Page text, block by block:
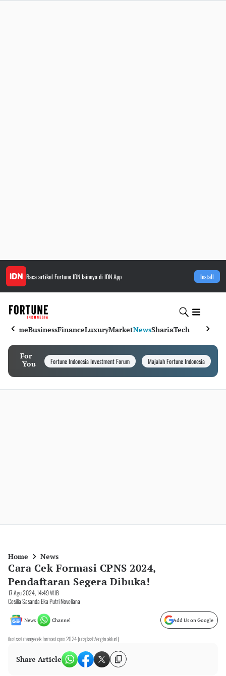
Baca artikel Fortune IDNlainnya di IDN App Install
HomeBusinessFinanceLuxuryMarketNewsShariaTech
For
You
Fortune Indonesia Investment Forum Majalah Fortune Indonesia
Home News
Cara Cek Formasi CPNS 2024,
Pendaftaran Segera Dibuka!
17 Agu 2024, 14:49 WIB
Cesilia Sasanda Eka Putri Noveliana
News Channel Add Us on Google
ilustrasi mengecek formasi cpns 2024 (unsplash/engin akturt)
Share Article